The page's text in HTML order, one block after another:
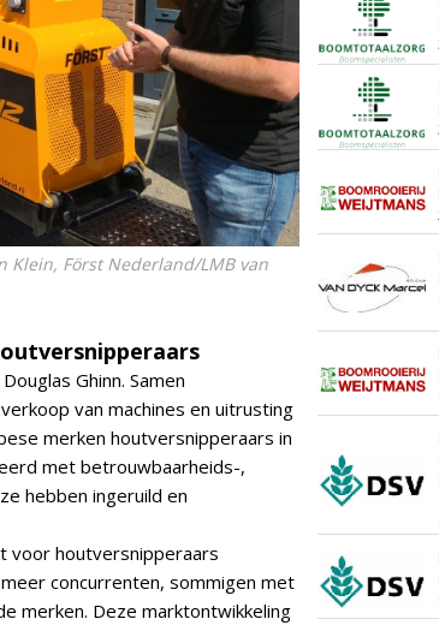
Klein, Först Nederland/LMB van
Ghinn. Samen
van machines en uitrusting
merken houtversnipperaars in
met betrouwbaarheids-,
hebben ingeruild en
voor houtversnipperaars
concurrenten, sommigen met
merken. Deze marktontwikkeling